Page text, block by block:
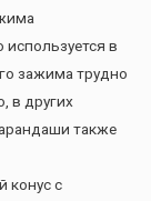
в
зажима трудно
в других
также
конус с